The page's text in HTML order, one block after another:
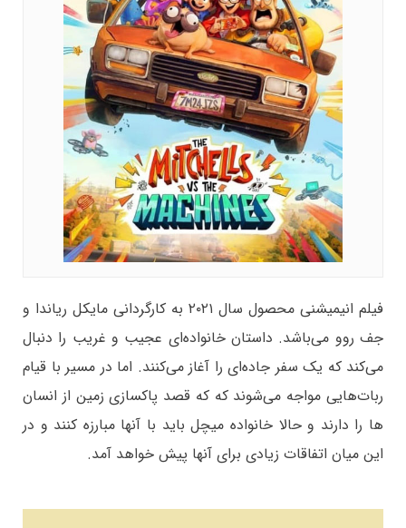
فیلم انیمیشنی محصول سال ۲۰۲۱ به کارگردانی مایکل ریاندا و
جف روو می‌باشد. داستان خانواده‌ای عجیب و غریب را دنبال
می‌کند که یک سفر جاده‌ای را آغاز می‌کنند. اما در مسیر با قیام
ربات‌هایی مواجه می‌شوند که که قصد پاکسازی زمین از انسان
ها را دارند و حالا خانواده میچل باید با آنها مبارزه کنند و در
این میان اتفاقات زیادی برای آنها پیش خواهد آمد.